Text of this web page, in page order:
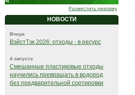
Разместить рекламу
НОВОСТИ
Вчера
ВэйстТэк 2026: отходы - в ресурс
4 августа
Смешанные пластиковые отходы
научились превращать в водород
без предварительной сортировки